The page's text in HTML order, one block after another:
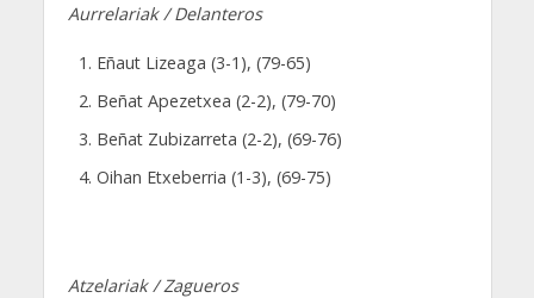
Aurrelariak / Delanteros
Eñaut Lizeaga (3-1), (79-65)
Beñat Apezetxea (2-2), (79-70)
Beñat Zubizarreta (2-2), (69-76)
Oihan Etxeberria (1-3), (69-75)
Atzelariak / Zagueros